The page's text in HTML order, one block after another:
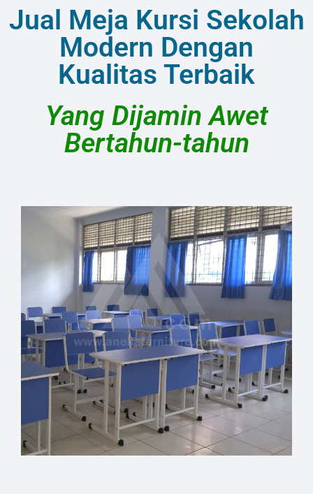
Jual Meja Kursi Sekolah
Modern Dengan
Kualitas Terbaik
Yang Dijamin Awet
Bertahun-tahun